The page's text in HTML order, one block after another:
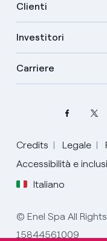
Clienti
Investitori
Carriere
Credits Legale
Accessibilità e
Italiano
© Enel Spa All
15844561009